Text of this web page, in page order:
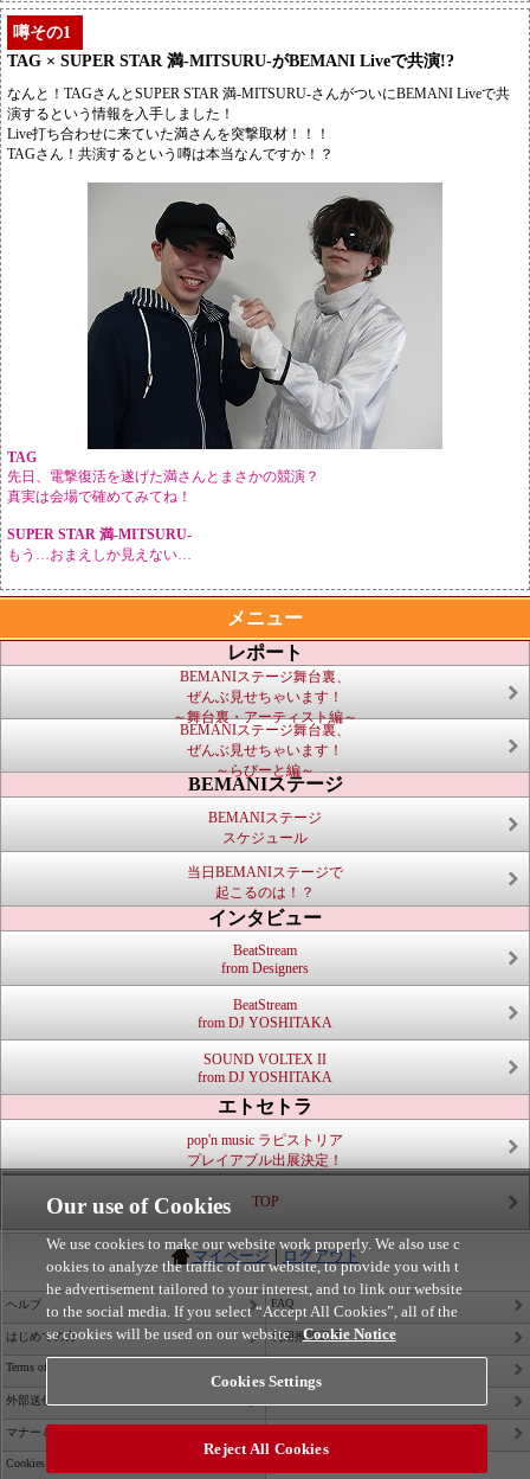
噂その1
TAG × SUPER STAR 満-MITSURU-がBEMANI Liveで共演!?
なんと！TAGさんとSUPER STAR 満-MITSURU-さんがついにBEMANI Liveで共
演するという情報を入手しました！
Live打ち合わせに来ていた満さんを突撃取材！！！
TAGさん！共演するという噂は本当なんですか！？
TAG
先日、電撃復活を遂げた満さんとまさかの競演？
真実は会場で確めてみてね！
SUPER STAR 満-MITSURU-
もう…おまえしか見えない…
メニュー
レポート
BEMANIステージ舞台裏、
ぜんぶ見せちゃいます！
～舞台裏・アーティスト編～
BEMANIステージ舞台裏、
ぜんぶ見せちゃいます！
～らびーと編～
BEMANIステージ
BEMANIステージ
スケジュール
当日BEMANIステージで
起こるのは！？
インタビュー
BeatStream
from Designers
BeatStream
from DJ YOSHITAKA
SOUND VOLTEX II
from DJ YOSHITAKA
エトセトラ
pop'n music ラピストリア
プレイアブル出展決定！
TOP
マイページ|ログアウト
ヘルプ FAQ
はじめての方 利用推奨環境
Terms of Service
外部送信について
マナー＆ルール
Cookies Settings
Our use of Cookies
We use cookies to make our website work properly. We also use c
ookies to analyze the traffic of our website, to provide you with t
he advertisement tailored to your interest, and to link our website
to the social media. If you select “Accept All Cookies”, all of the
se cookies will be used on our website. Cookie Notice
Cookies Settings
Reject All Cookies